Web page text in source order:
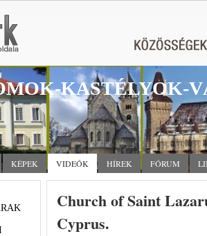
KASTÉLYOK-
KÉPEK VIDEÓK HÍREK FÓRUM
Church of Saint
Cyprus.